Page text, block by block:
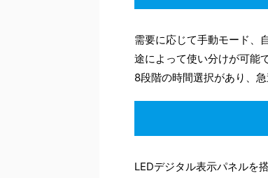
需要に応じて手動モード、
途によって使い分けが可能で
8段階の時間選択があり、
LEDデジタル表示パネルを